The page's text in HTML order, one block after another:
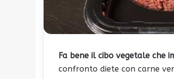
Fa bene il cibo vegetale che
confronto diete con carne